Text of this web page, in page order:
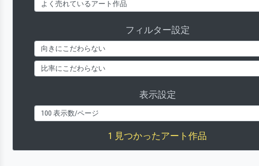
フィルター設定
表示設定
1 見つかったアート作品